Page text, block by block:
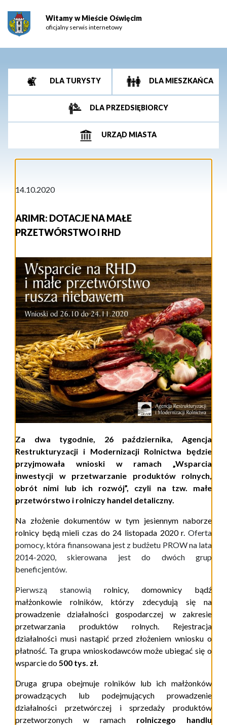
Witamy w Mieście Oświęcim
oficjalny serwis internetowy
DLA TURYSTY DLA MIESZKAŃCA
DLA PRZEDSIĘBIORCY
URZĄD MIASTA
14.10.2020
ARIMR: DOTACJE NA MAŁE
PRZETWÓRSTWO I RHD
Za dwa tygodnie, 26 października, Agencja
Restrukturyzacji i Modernizacji Rolnictwa będzie
przyjmowała wnioski w ramach „Wsparcia
inwestycji w przetwarzanie produktów rolnych,
obrót nimi lub ich rozwój”, czyli na tzw. małe
przetwórstwo i rolniczy handel detaliczny.
Na złożenie dokumentów w tym jesiennym naborze
rolnicy będą mieli czas do 24 listopada 2020 r. Oferta
pomocy, która finansowana jest z budżetu PROW na lata
2014-2020, skierowana jest do dwóch grup
beneficjentów.
Pierwszą stanowią rolnicy, domownicy bądź
małżonkowie rolników, którzy zdecydują się na
prowadzenie działalności gospodarczej w zakresie
przetwarzania produktów rolnych. Rejestracja
działalności musi nastąpić przed złożeniem wniosku o
płatność. Ta grupa wnioskodawców może ubiegać się o
wsparcie do 500 tys. zł.
Druga grupa obejmuje rolników lub ich małżonków
prowadzących lub podejmujących prowadzenie
działalności przetwórczej i sprzedaży produktów
przetworzonych w ramach rolniczego handlu